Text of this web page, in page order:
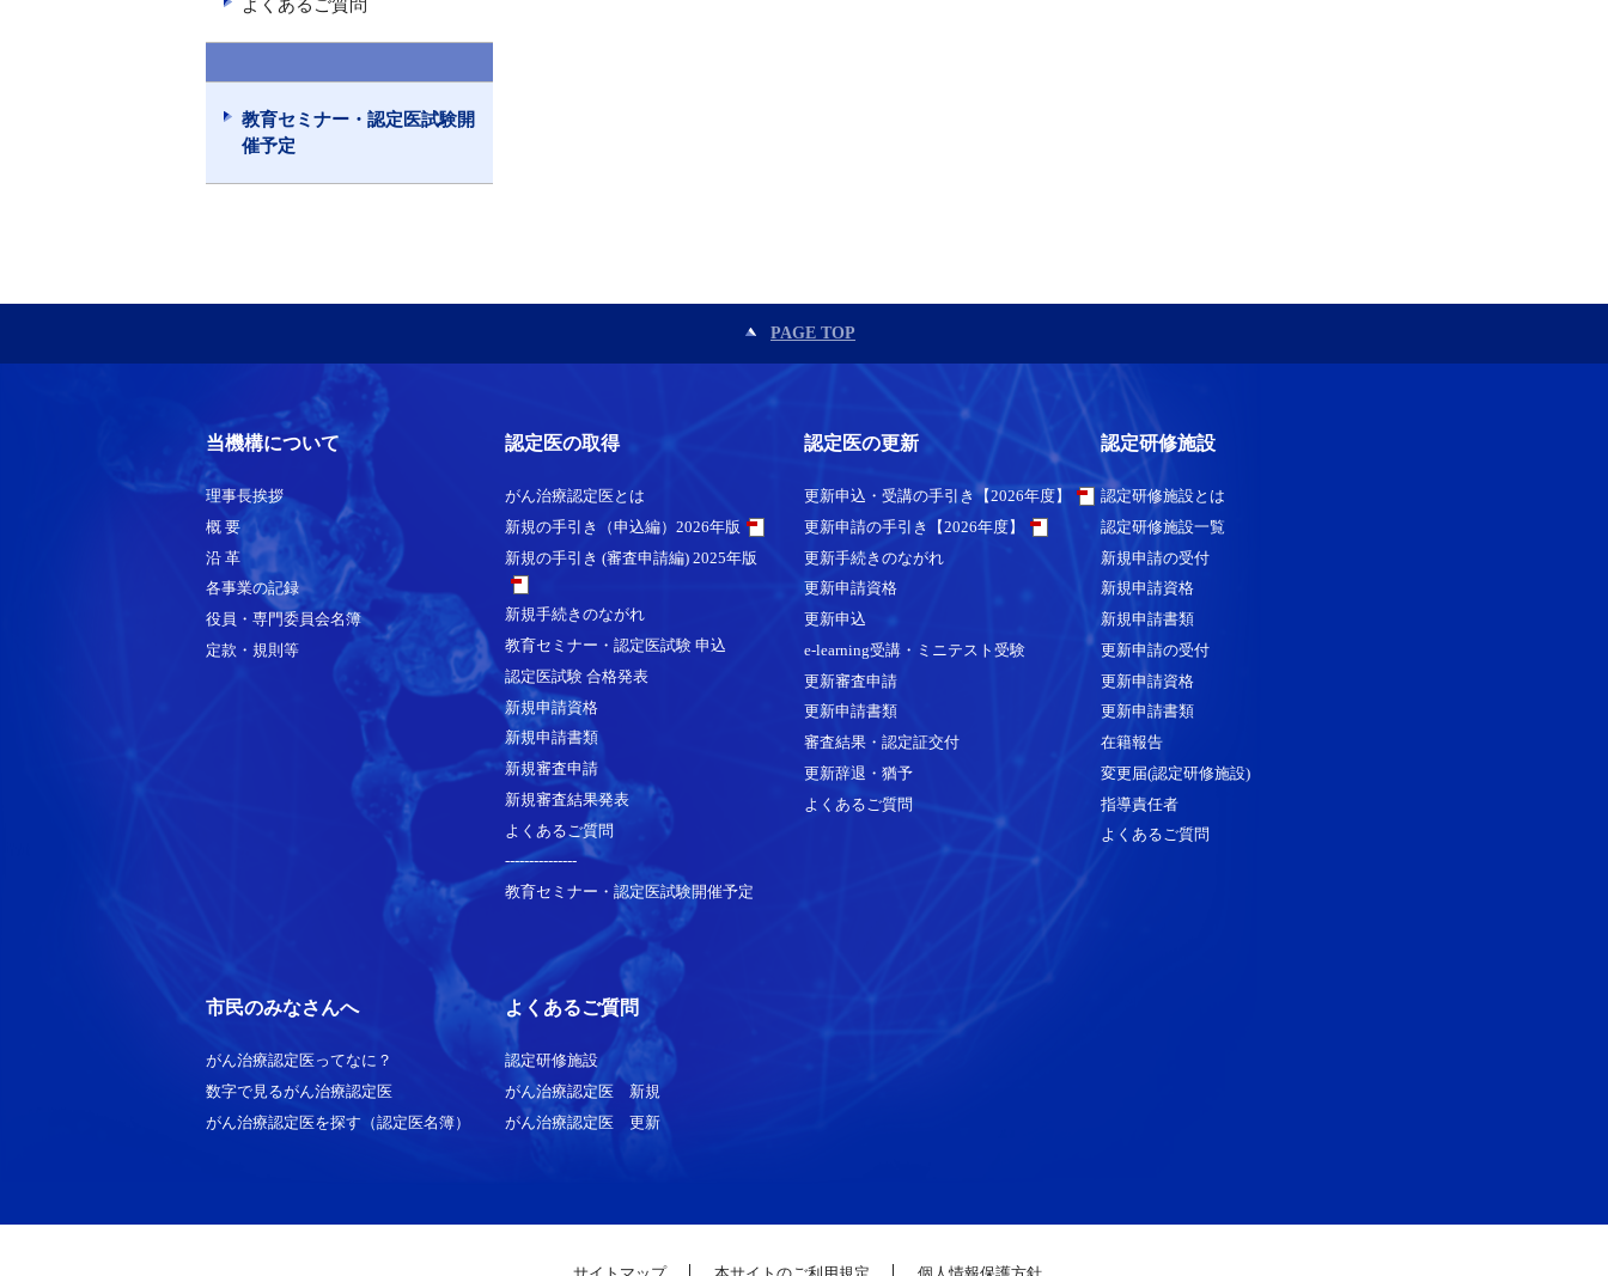
よくあるご質問
教育セミナー・認定医試験開
催予定
PAGE TOP
当機構について
理事長挨拶
概 要
沿 革
各事業の記録
役員・専門委員会名簿
定款・規則等
認定医の取得
がん治療認定医とは
新規の手引き（申込編）2026年版
新規の手引き (審査申請編) 2025年版
新規手続きのながれ
教育セミナー・認定医試験 申込
認定医試験 合格発表
新規申請資格
新規申請書類
新規審査申請
新規審査結果発表
よくあるご質問
---------------
教育セミナー・認定医試験開催予定
認定医の更新
更新申込・受講の手引き【2026年度】
更新申請の手引き【2026年度】
更新手続きのながれ
更新申請資格
更新申込
e-learning受講・ミニテスト受験
更新審査申請
更新申請書類
審査結果・認定証交付
更新辞退・猶予
よくあるご質問
認定研修施設
認定研修施設とは
認定研修施設一覧
新規申請の受付
新規申請資格
新規申請書類
更新申請の受付
更新申請資格
更新申請書類
在籍報告
変更届(認定研修施設)
指導責任者
よくあるご質問
市民のみなさんへ
がん治療認定医ってなに？
数字で見るがん治療認定医
がん治療認定医を探す（認定医名簿）
よくあるご質問
認定研修施設
がん治療認定医 新規
がん治療認定医 更新